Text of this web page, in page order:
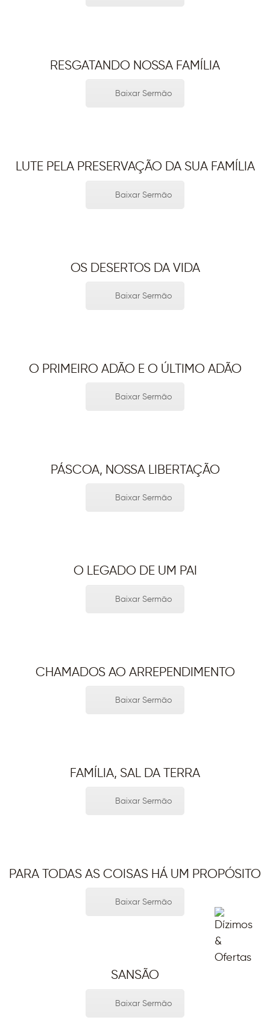
RESGATANDO NOSSA FAMÍLIA
Baixar Sermão
LUTE PELA PRESERVAÇÃO DA SUA FAMÍLIA
Baixar Sermão
OS DESERTOS DA VIDA
Baixar Sermão
O PRIMEIRO ADÃO E O ÚLTIMO ADÃO
Baixar Sermão
PÁSCOA, NOSSA LIBERTAÇÃO
Baixar Sermão
O LEGADO DE UM PAI
Baixar Sermão
CHAMADOS AO ARREPENDIMENTO
Baixar Sermão
FAMÍLIA, SAL DA TERRA
Baixar Sermão
PARA TODAS AS COISAS HÁ UM PROPÓSITO
Baixar Sermão
SANSÃO
Baixar Sermão